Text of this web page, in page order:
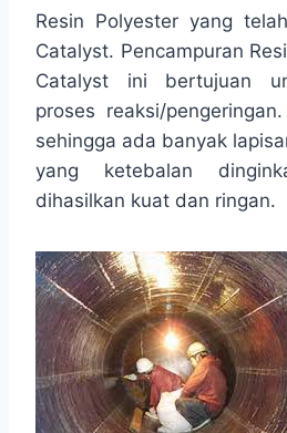
Resin Polyester yang
Catalyst. Pencampuran
Catalyst ini bertujuan
proses reaksi/
sehingga ada banyak
yang ketebalan
dihasilkan kuat dan ringan.